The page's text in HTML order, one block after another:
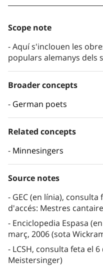
Scope note
Aquí s'inclouen les
populars alemanys dels
Broader concepts
German poets
Related concepts
Minnesingers
Source notes
GEC (en línia),
d'accés: Mestres
Enciclopedia Espasa
març, 2006 (sota
LCSH, consulta feta el
Meistersinger)